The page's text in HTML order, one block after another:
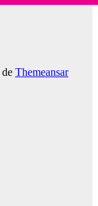
de Themeansar